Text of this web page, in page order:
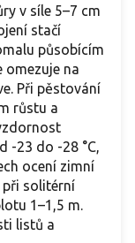
v síle 5–7 cm
stačí
působícím
omezuje na
Při pěstování
růstu a
-23 do -28 °C,
ocení zimní
při solitérní
1–1,5 m.
listů a